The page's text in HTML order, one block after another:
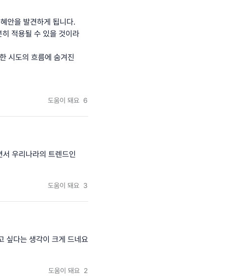
안을 발견하게 됩니다.
적용될 수 있을 것이라
시도의 흐름에 숨겨진
도움이 돼요 6
우리나라의 트렌드인
도움이 돼요 3
싶다는 생각이 크게 드네요
도움이 돼요 2